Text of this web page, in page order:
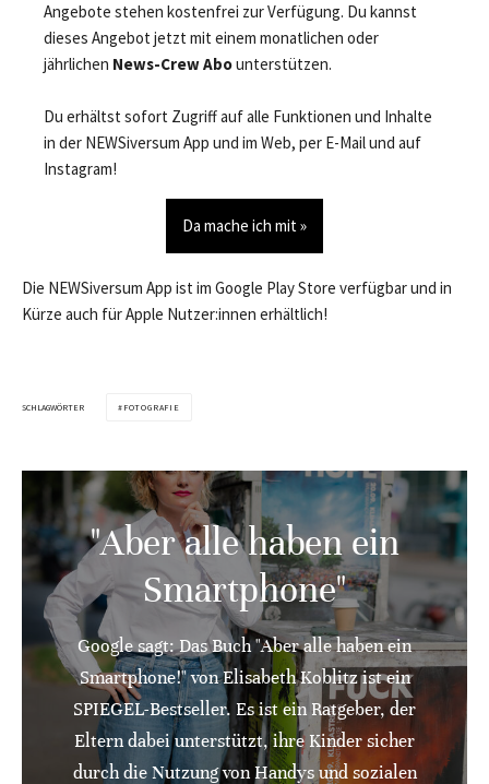
Angebote stehen kostenfrei zur Verfügung. Du kannst
dieses Angebot jetzt mit einem monatlichen oder
jährlichen News-Crew Abounterstützen.
Du erhältst sofort Zugriff auf alle Funktionen und Inhalte
in der NEWSiversum App und im Web, per E-Mail und auf
Instagram!
Da mache ich mit »
Die NEWSiversum App ist im Google Play Store verfügbar und in
Kürze auch für Apple Nutzer:innen erhältlich!
SCHLAGWÖRTER FOTOGRAFIE
"Aber alle haben ein
Smartphone"
Google sagt: Das Buch "Aber alle haben ein
Smartphone!" von Elisabeth Koblitz ist ein
SPIEGEL-Bestseller. Es ist ein Ratgeber, der
Eltern dabei unterstützt, ihre Kinder sicher
durch die Nutzung von Handys und sozialen